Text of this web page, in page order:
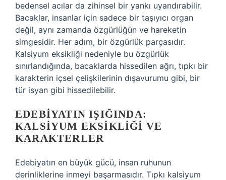
bedensel acılar da zihinsel bir yankı uyandırabilir.
Bacaklar, insanlar için sadece bir taşıyıcı organ
değil, aynı zamanda özgürlüğün ve hareketin
simgesidir. Her adım, bir özgürlük parçasıdır.
Kalsiyum eksikliği nedeniyle bu özgürlük
sınırlandığında, bacaklarda hissedilen ağrı, tıpkı bir
karakterin içsel çelişkilerinin dışavurumu gibi, bir
tür isyan gibi hissedilebilir.
EDEBIYATIN IŞIĞINDA:
KALSIYUM EKSIKLIĞI VE
KARAKTERLER
Edebiyatın en büyük gücü, insan ruhunun
derinliklerine inmeyi başarmasıdır. Tıpkı kalsiyum